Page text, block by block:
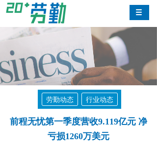
劳勤动态 行业动态
前程无忧第一季度营收9.119亿元 净
亏损1260万美元